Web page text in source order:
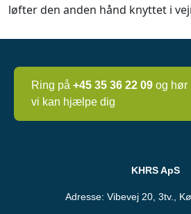
Ring på +45 35 36 22 09 og hør
vi kan hjælpe dig
KHRS ApS
Adresse: Vibevej 20, 3tv.,